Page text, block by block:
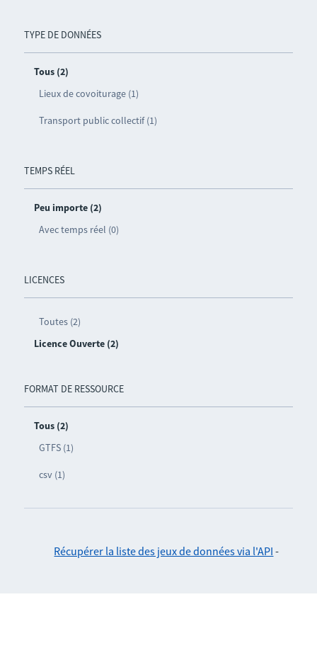
TYPE DE DONNÉES
Tous (2)
Lieux de covoiturage (1)
Transport public collectif (1)
TEMPS RÉEL
Peu importe (2)
Avec temps réel (0)
LICENCES
Toutes (2)
Licence Ouverte (2)
FORMAT DE RESSOURCE
Tous (2)
GTFS (1)
csv (1)
Récupérer la liste des jeux de données via l'API -